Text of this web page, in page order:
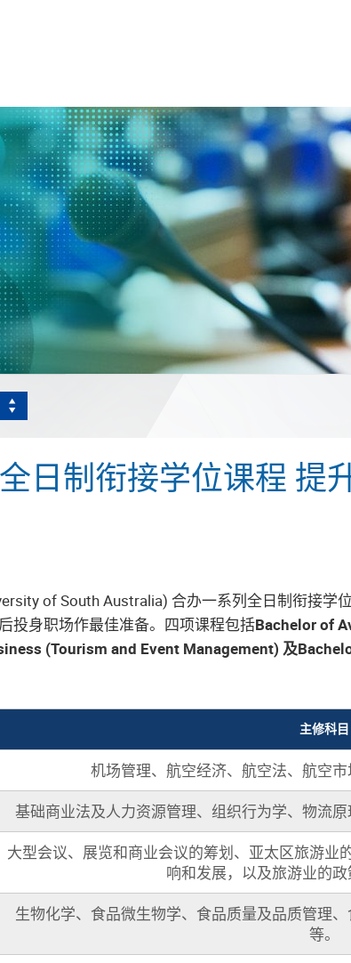
日制衔接学位课程 提
of South Australia) 合办一系列全日制衔接学
投身职场作最佳准备。四项课程包括Bachelor of
(Tourism and Event Management) 及
主修科目
机场管理、航空经济、航空法、航空市
基础商业法及人力资源管理、组织行为学、物流
大型会议、展览和商业会议的筹划、亚太区旅游业
响和发展，以及旅游业的政
生物化学、食品微生物学、食品质量及品质管理
等。